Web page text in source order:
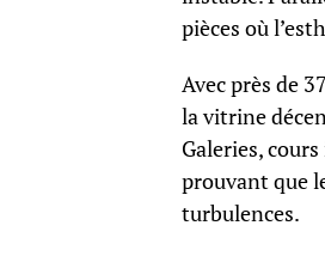
pièces où
Avec près de
la vitrine
Galeries,
prouvant que
turbulences.